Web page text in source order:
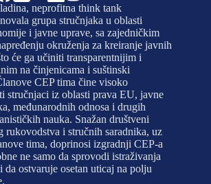
neprofitna think tank
grupa stručnjaka u oblasti
i javne uprave, sa zajedničkim
okruženja za kreiranje javnih
će ga učiniti transparentnijim i
na činjenicama i suštinski
CEP tima čine visoko
stručnjaci iz oblasti prava EU, javne
međunarodnih odnosa i drugih
nauka. Snažan društveni
rukovodstva i stručnih saradnika, uz
tima, doprinosi izgradnji CEP-a
ne samo da sprovodi istraživanja
ostvaruje osetan uticaj na polju